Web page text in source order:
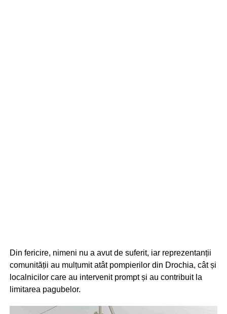
Din fericire, nimeni nu a avut de suferit, iar reprezentanții
comunității au mulțumit atât pompierilor din Drochia, cât și
localnicilor care au intervenit prompt și au contribuit la
limitarea pagubelor.